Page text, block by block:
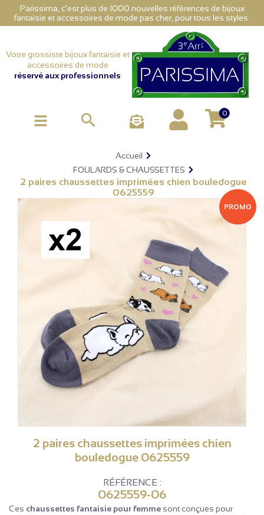
Parissima, c'est plus de 1000 nouvelles références de bijoux
fantaisie et accessoires de mode pas cher, pour tous les styles.
Votre grossiste bijoux fantaisie et
accessoires de mode
réservé aux professionnels
 0
Accueil
FOULARDS & CHAUSSETTES
2 paires chaussettes imprimées chien bouledogue
0625559
PROMO
2 paires chaussettes imprimées chien
bouledogue 0625559
RÉFÉRENCE :
0625559-06
Ces chaussettes fantaisie pour femme sont conçues pour